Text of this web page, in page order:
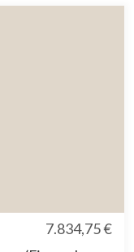
7.834,75 €